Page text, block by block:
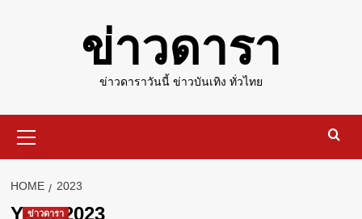
ข่าวดารา
ข่าวดาราวันนี้ ข่าวบันเทิง ทั่วไทย
Menu
HOME 2023
Year:2023
ข่าวดารา